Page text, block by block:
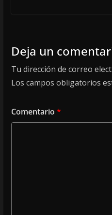
Deja un
Tu dirección de correo
Los campos obligatorios
Comentario *